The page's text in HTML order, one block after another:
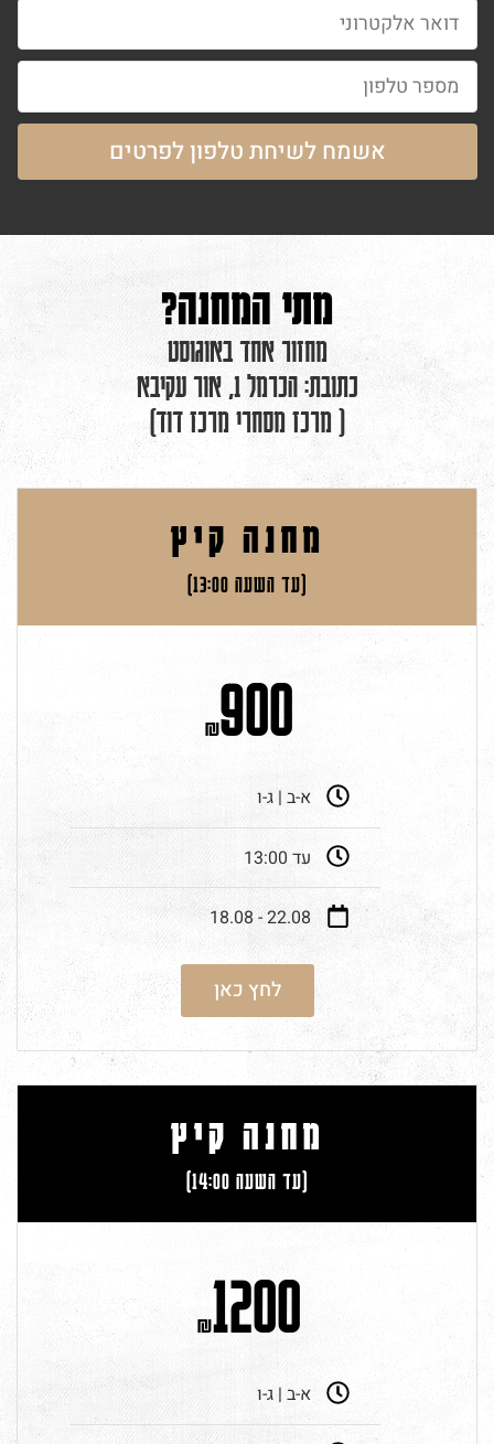
אשמח לשיחת טלפון לפרטים
מתי המחנה?
מחזור אחד באוגוסט
כתובת: הכרמל 1, אור עקיבא
( מרכז מסחרי מרכז דוד)
מחנה קיץ
(עד השעה 13:00)
₪900
א-ב | ג-ו
עד 13:00
22.08 - 18.08
לחץ כאן
מחנה קיץ
(עד השעה 14:00)
₪1200
א-ב | ג-ו